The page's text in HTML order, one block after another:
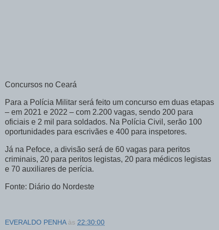
Concursos no Ceará
Para a Polícia Militar será feito um concurso em duas etapas
– em 2021 e 2022 – com 2.200 vagas, sendo 200 para
oficiais e 2 mil para soldados. Na Polícia Civil, serão 100
oportunidades para escrivães e 400 para inspetores.
Já na Pefoce, a divisão será de 60 vagas para peritos
criminais, 20 para peritos legistas, 20 para médicos legistas
e 70 auxiliares de perícia.
Fonte: Diário do Nordeste
EVERALDO PENHA às 22:30:00